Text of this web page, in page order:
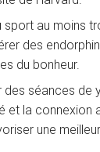
sport au moins
des
du bonheur.
des séances de
et la connexion
une